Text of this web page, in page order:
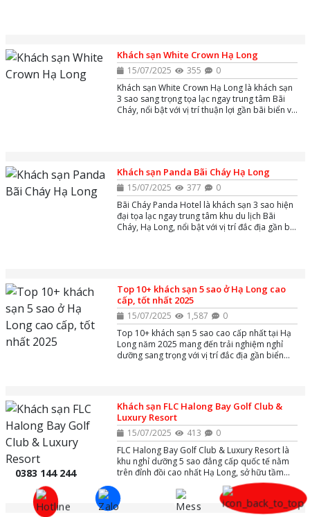
Khách sạn White Crown Hạ Long
15/07/2025 355
0
Khách sạn White Crown Hạ Long là khách sạn
3 sao sang trọng tọa lạc ngay trung tâm Bãi
Cháy, nổi bật với vị trí thuận lợi gần bãi biển và
Khách sạn Panda Bãi Cháy Hạ Long
15/07/2025 377
0
Bãi Cháy Panda Hotel là khách sạn 3 sao hiện
đại tọa lạc ngay trung tâm khu du lịch Bãi
Cháy, Hạ Long, nổi bật với vị trí đắc địa gần bãi
Top 10+ khách sạn 5 sao ở Hạ Long cao
cấp, tốt nhất 2025
15/07/2025 1,587
0
Top 10+ khách sạn 5 sao cao cấp nhất tại Hạ
Long năm 2025 mang đến trải nghiệm nghỉ
dưỡng sang trọng với vị trí đắc địa gần biển
dạng, phù hợp cho cả du khách nghỉ dưỡng và
công tác.
Khách sạn FLC Halong Bay Golf Club &
Luxury Resort
15/07/2025 413
0
FLC Halong Bay Golf Club & Luxury Resort là
khu nghỉ dưỡng 5 sao đẳng cấp quốc tế nằm
trên đỉnh đồi cao nhất Hạ Long, sở hữu tầm
nhìn toàn cảnh vịnh di sản và thành phố. Tổ
hợp nổi bật với sân golf 18 hố tuyệt đẹp, khách
sạn 649 phòng sang trọng, hơn 300 biệt thự
0383 144 244